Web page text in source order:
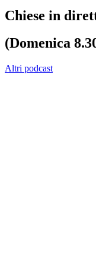
Chiese in
(Domenica
Altri podcast